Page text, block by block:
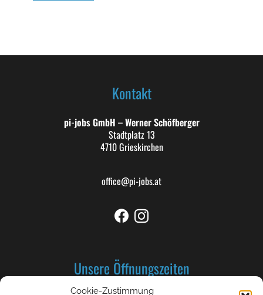
Cookie-Zustimmung
Kontakt
pi-jobs GmbH – Werner Schöfberger
Stadtplatz 13
4710 Grieskirchen
office@pi-jobs.at
Unsere Öffnungszeiten